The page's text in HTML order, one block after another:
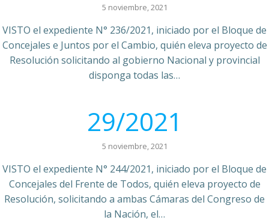
5 noviembre, 2021
VISTO el expediente N° 236/2021, iniciado por el Bloque de
Concejales e Juntos por el Cambio, quién eleva proyecto de
Resolución solicitando al gobierno Nacional y provincial
disponga todas las…
29/2021
5 noviembre, 2021
VISTO el expediente N° 244/2021, iniciado por el Bloque de
Concejales del Frente de Todos, quién eleva proyecto de
Resolución, solicitando a ambas Cámaras del Congreso de
la Nación, el…